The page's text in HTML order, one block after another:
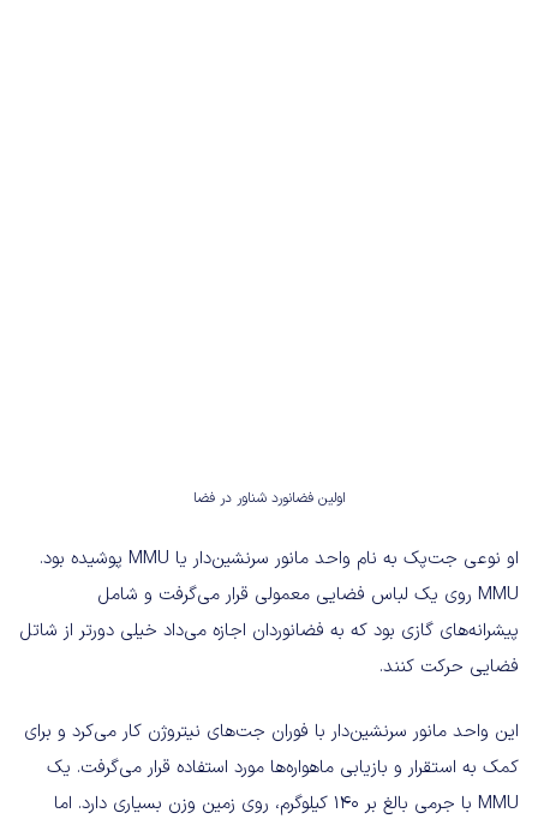
اولین فضانورد شناور در فضا
او نوعی جت‌پک به نام واحد مانور سرنشین‌دار یا MMU پوشیده بود.
MMU روی یک لباس فضایی معمولی قرار می‌گرفت و شامل
پیشرانه‌های گازی بود که به فضانوردان اجازه می‌داد خیلی دورتر از شاتل
فضایی حرکت کنند.
این واحد مانور سرنشین‌‌دار با فوران جت‌‌های نیتروژن کار می‌‌کرد و برای
کمک به استقرار و بازیابی ماهواره‌‌ها مورد استفاده قرار می‌‌گرفت. یک
MMU با جرمی بالغ بر ۱۴۰ کیلوگرم، روی زمین وزن بسیاری دارد. اما